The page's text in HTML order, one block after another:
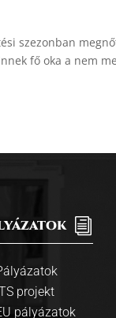
szezonban
fő oka a nem
i
projekt
pályázatok